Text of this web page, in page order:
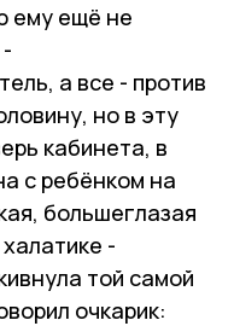
ему ещё не
а все - против
но в эту
кабинета, в
с ребёнком на
большеглазая
-
той самой
очкарик: